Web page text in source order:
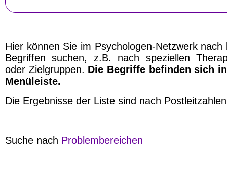
Hier können Sie im Psychologen-Netzwerk nach
Begriffen suchen, z.B. nach speziellen
oder Zielgruppen. Die Begriffe befinden sich
Menüleiste.
Die Ergebnisse der Liste sind nach
Suche nach Problembereichen